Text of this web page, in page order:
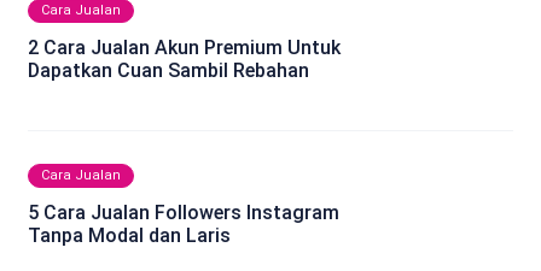
Cara Jualan
2 Cara Jualan Akun Premium Untuk
Dapatkan Cuan Sambil Rebahan
Cara Jualan
5 Cara Jualan Followers Instagram
Tanpa Modal dan Laris